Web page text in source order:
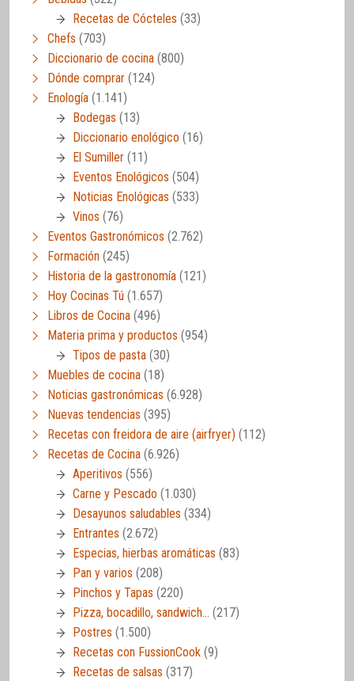
Recetas de Cócteles (33)
Chefs (703)
Diccionario de cocina (800)
Dónde comprar (124)
Enología (1.141)
Bodegas (13)
Diccionario enológico (16)
El Sumiller (11)
Eventos Enológicos (504)
Noticias Enológicas (533)
Vinos (76)
Eventos Gastronómicos (2.762)
Formación (245)
Historia de la gastronomía (121)
Hoy Cocinas Tú (1.657)
Libros de Cocina (496)
Materia prima y productos (954)
Tipos de pasta (30)
Muebles de cocina (18)
Noticias gastronómicas (6.928)
Nuevas tendencias (395)
Recetas con freidora de aire (airfryer) (112)
Recetas de Cocina (6.926)
Aperitivos (556)
Carne y Pescado (1.030)
Desayunos saludables (334)
Entrantes (2.672)
Especias, hierbas aromáticas (83)
Pan y varios (208)
Pinchos y Tapas (220)
Pizza, bocadillo, sandwich… (217)
Postres (1.500)
Recetas con FussionCook (9)
Recetas de salsas (317)